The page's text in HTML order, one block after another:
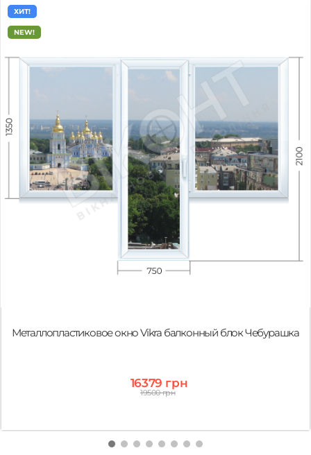
ХИТ!
NEW!
Металлопластиковое окно Vikra балконный блок Чебурашка
16379 грн
19500 грн